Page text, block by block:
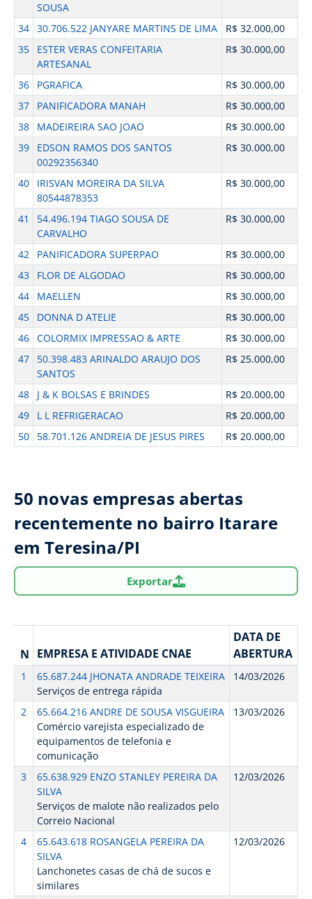
SOUSA
34 30.706.522 JANYARE MARTINS DE LIMA
R$ 32.000,00
35
ESTER VERAS CONFEITARIA
ARTESANAL
R$ 30.000,00
36 PGRAFICA
R$ 30.000,00
37
PANIFICADORA MANAH
R$ 30.000,00
38
MADEIREIRA SAO JOAO
R$ 30.000,00
39
EDSON RAMOS DOS SANTOS
00292356340
R$ 30.000,00
40
IRISVAN MOREIRA DA SILVA
80544878353
R$ 30.000,00
41
54.496.194 TIAGO SOUSA DE
CARVALHO
R$ 30.000,00
42 PANIFICADORA SUPERPAO
R$ 30.000,00
43
FLOR DE ALGODAO
R$ 30.000,00
44
MAELLEN
R$ 30.000,00
45
DONNA D ATELIE
R$ 30.000,00
46 COLORMIX IMPRESSAO & ARTE
R$ 30.000,00
47
50.398.483 ARINALDO ARAUJO DOS
SANTOS
R$ 25.000,00
48 J & K BOLSAS E BRINDES
R$ 20.000,00
49
L L REFRIGERACAO
R$ 20.000,00
50
58.701.126 ANDREIA DE JESUS PIRES R$ 20.000,00
50 novas empresas abertas
recentemente no bairro Itarare
em Teresina/PI
Exportar
N EMPRESA E ATIVIDADE CNAE
DATA DE
ABERTURA
1
65.687.244 JHONATA ANDRADE TEIXEIRA
Serviços de entrega rápida
14/03/2026
2
65.664.216 ANDRE DE SOUSA VISGUEIRA
Comércio varejista especializado de
equipamentos de telefonia e
comunicação
13/03/2026
3
65.638.929 ENZO STANLEY PEREIRA DA
SILVA
Serviços de malote não realizados pelo
Correio Nacional
12/03/2026
4
65.643.618 ROSANGELA PEREIRA DA
SILVA
Lanchonetes casas de chá de sucos e
similares
12/03/2026